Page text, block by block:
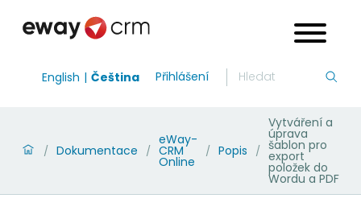
English Čeština Přihlášení
/ Dokumentace /
eWay-
CRM
Online
/ Popis /
Vytváření a
úprava
šablon pro
export
položek do
Wordu a PDF